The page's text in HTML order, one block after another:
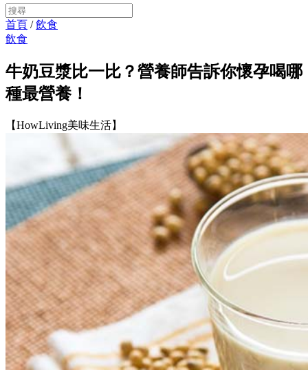
首頁 /飲食
飲食
牛奶豆漿比一比？營養師告訴你懷孕喝哪
種最營養！
【HowLiving美味生活】